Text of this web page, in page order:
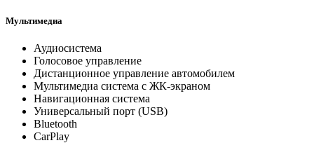
Мультимедиа
Аудиосистема
Голосовое управление
Дистанционное управление автомобилем
Мультимедиа система с ЖК-экраном
Навигационная система
Универсальный порт (USB)
Bluetooth
CarPlay